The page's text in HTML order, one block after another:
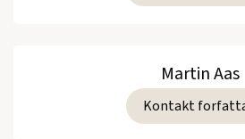
Martin Aas
Kontakt